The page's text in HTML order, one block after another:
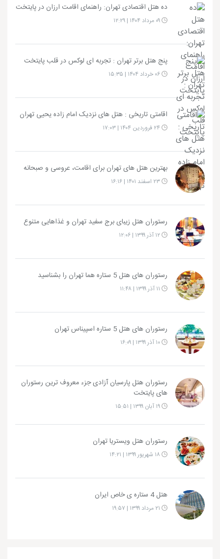
ده هتل اقتصادی تهران: راهنمای اقامت ارزان در پایتخت
پنج هتل برتر تهران : تجربه‌ ای لوکس در قلب پایتخت
اقامتی تاریخی : هتل های نزدیک امام زاده یحیی تهران
بهترین هتل های تهران برای اقامت، عروسی و صبحانه
رستوران هتل زیبای برج سفید تهران و غذاهایی متنوع
رستوران های هتل 5 ستاره هما تهران را بشناسید
رستوران های هتل 5 ستاره اسپیناس تهران
رستوران هتل پارسیان آزادی جزء معروف ترین رستوران
های پایتخت
رستوران هتل ویستریا تهران
هتل 4 ستاره ی خاص ایران